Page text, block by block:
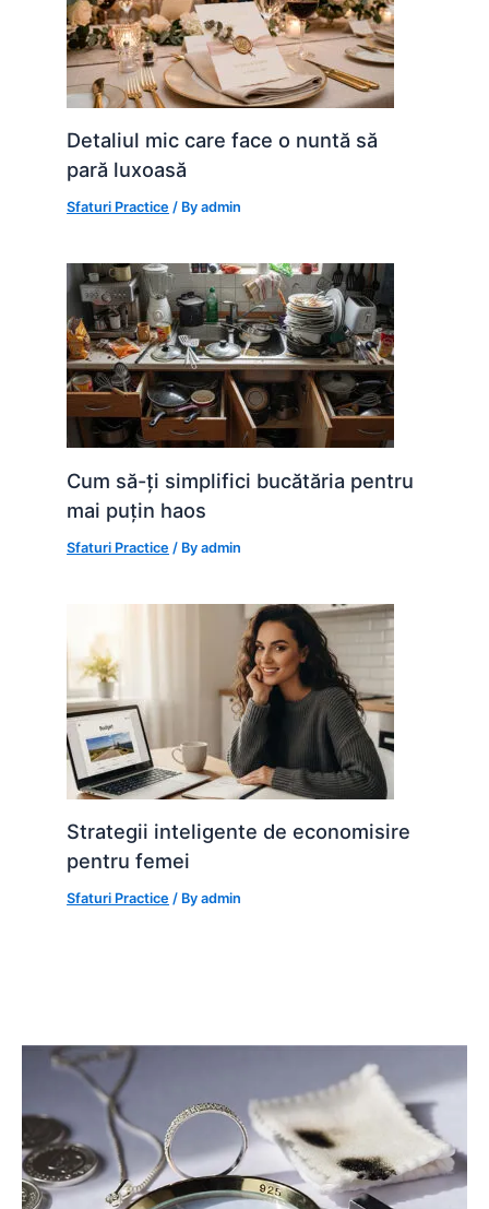
Detaliul mic care face o nuntă să
pară luxoasă
Sfaturi Practice / Byadmin
Cum să-ți simplifici bucătăria pentru
mai puțin haos
Sfaturi Practice / Byadmin
Strategii inteligente de economisire
pentru femei
Sfaturi Practice / Byadmin